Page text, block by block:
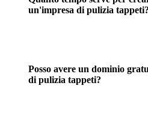
un'impresa di pulizia tappeti?
Posso avere un dominio
di pulizia tappeti?